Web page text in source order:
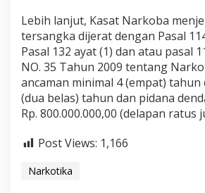
Lebih lanjut, Kasat Narkoba
tersangka dijerat dengan Pasal
Pasal 132 ayat (1) dan atau pasal
NO. 35 Tahun 2009 tentang
ancaman minimal 4 (empat) tahun
(dua belas) tahun dan pidana
Rp. 800.000.000,00 (delapan
Post Views: 1,166
Narkotika